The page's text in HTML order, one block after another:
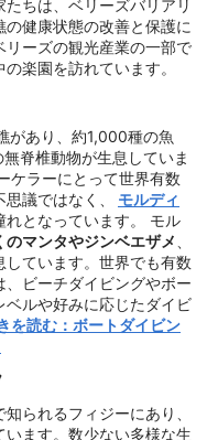
ちは、ベリーズバリアリ
健康状態の改善と保護に
ーズの観光産業の一部で
楽園を訪れています。
があり、約1,000種の魚
脊椎動物が生息していま
ケラーにとって世界有数
議ではなく、
モルディ
れとなっています。 モル
のマンタやジンベエザメ
ています。世界でも有数
ビーチダイビングやボー
ベルや好みに応じたダイビ
を読む：ボートダイビン
られるフィジーにあり、
います。数少ない多様な生